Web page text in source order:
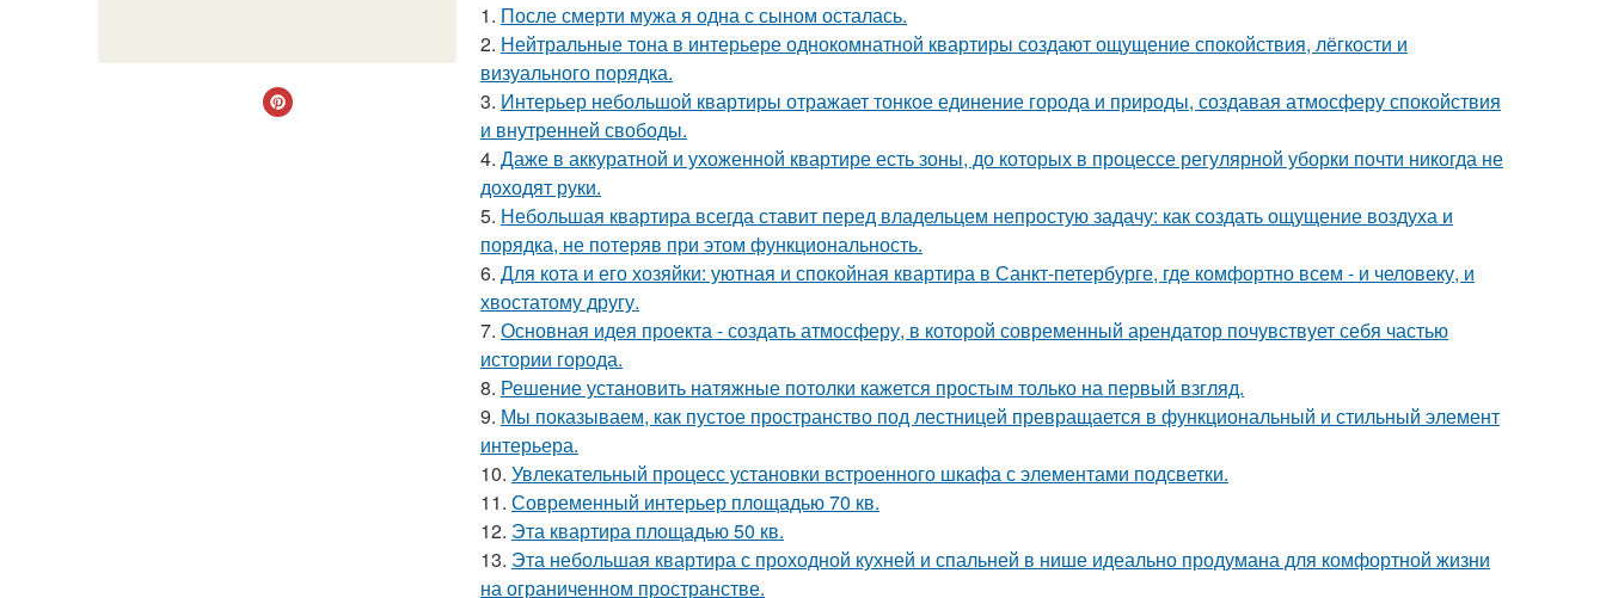
1. После смерти мужа я одна с сыном осталась.
2. Нейтральные тона в интерьере однокомнатной квартиры создают ощущение спокойствия, лёгкости и
визуального порядка.
3. Интерьер небольшой квартиры отражает тонкое единение города и природы, создавая атмосферу спокойствия
и внутренней свободы.
4. Даже в аккуратной и ухоженной квартире есть зоны, до которых в процессе регулярной уборки почти никогда не
доходят руки.
5. Небольшая квартира всегда ставит перед владельцем непростую задачу: как создать ощущение воздуха и
порядка, не потеряв при этом функциональность.
6. Для кота и его хозяйки: уютная и спокойная квартира в Санкт-петербурге, где комфортно всем - и человеку, и
хвостатому другу.
7. Основная идея проекта - создать атмосферу, в которой современный арендатор почувствует себя частью
истории города.
8. Решение установить натяжные потолки кажется простым только на первый взгляд.
9. Мы показываем, как пустое пространство под лестницей превращается в функциональный и стильный элемент
интерьера.
10. Увлекательный процесс установки встроенного шкафа с элементами подсветки.
11. Современный интерьер площадью 70 кв.
12. Эта квартира площадью 50 кв.
13. Эта небольшая квартира с проходной кухней и спальней в нише идеально продумана для комфортной жизни
на ограниченном пространстве.